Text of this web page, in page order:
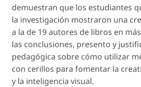
demuestran que los estudiantes
la investigación mostraron una
a la de 19 autores de libros en
las conclusiones, presento y
pedagógica sobre cómo utilizar
con cerillos para fomentar la
y la inteligencia visual.